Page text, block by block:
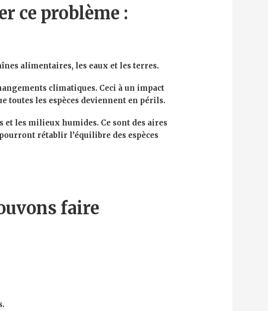
ce problème :
alimentaires, les eaux et les terres.
climatiques. Ceci à un impact
toutes les espèces deviennent en périls.
les milieux humides. Ce sont des aires
rétablir l’équilibre des espèces
faire